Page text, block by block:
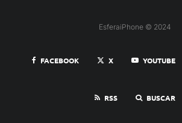
EsferaiPhone © 2024
FACEBOOK X YOUTUBE
RSS BUSCAR